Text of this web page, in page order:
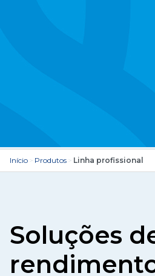
Início Produtos Linha profissional
Soluções